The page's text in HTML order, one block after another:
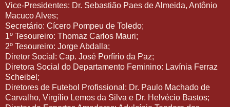
Vice-Presidentes: Dr. Sebastião Paes de Almeida, Antônio
Macuco Alves;
Secretário: Cícero Pompeu de Toledo;
1º Tesoureiro: Thomaz Carlos Mauri;
2º Tesoureiro: Jorge Abdalla;
Diretor Social: Cap. José Porfírio da Paz;
Diretora Social do Departamento Feminino: Lavínia Ferraz
Scheibel;
Diretores de Futebol Profissional: Dr. Paulo Machado de
Carvalho, Virgílio Lemos da Silva e Dr. Helvécio Bastos;